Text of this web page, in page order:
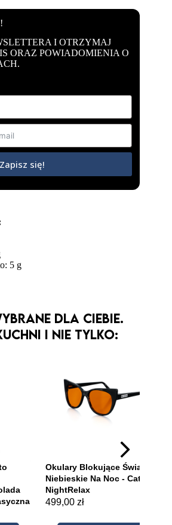
I OTRZYMAJ
ORAZ POWIADOMIENIA O
Zapisz się!
5 g
dla Ciebie.
i nie tylko: